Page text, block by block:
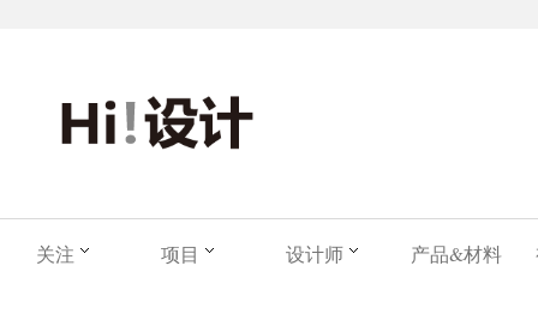
关注 项目 设计师 产品&材料